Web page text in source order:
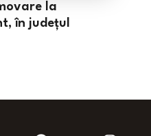
la
în județul